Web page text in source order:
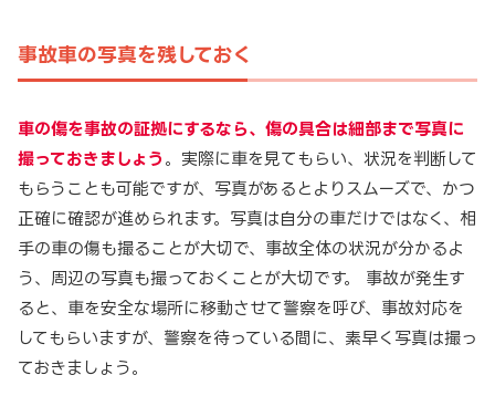
事故車の写真を残しておく
車の傷を事故の証拠にするなら、傷の具合は細部まで写真に
撮っておきましょう 。実際に車を見てもらい、状況を判断して
もらうことも可能ですが、写真があるとよりスムーズで、かつ
正確に確認が進められます。写真は自分の車だけではなく、相
手の車の傷も撮ることが大切で、事故全体の状況が分かるよ
う、周辺の写真も撮っておくことが大切です。 事故が発生す
ると、車を安全な場所に移動させて警察を呼び、事故対応を
してもらいますが、警察を待っている間に、素早く写真は撮っ
ておきましょう。